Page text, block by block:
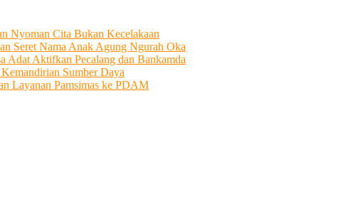
Nyoman Cita Bukan Kecelakaan
Seret Nama Anak Agung Ngurah Oka
Aktifkan Pecalang dan Bankamda
Sumber Daya
Layanan Pamsimas ke PDAM